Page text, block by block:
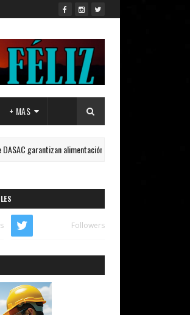
+ MAS
alimentación de miles de voluntarios y personal
Followers